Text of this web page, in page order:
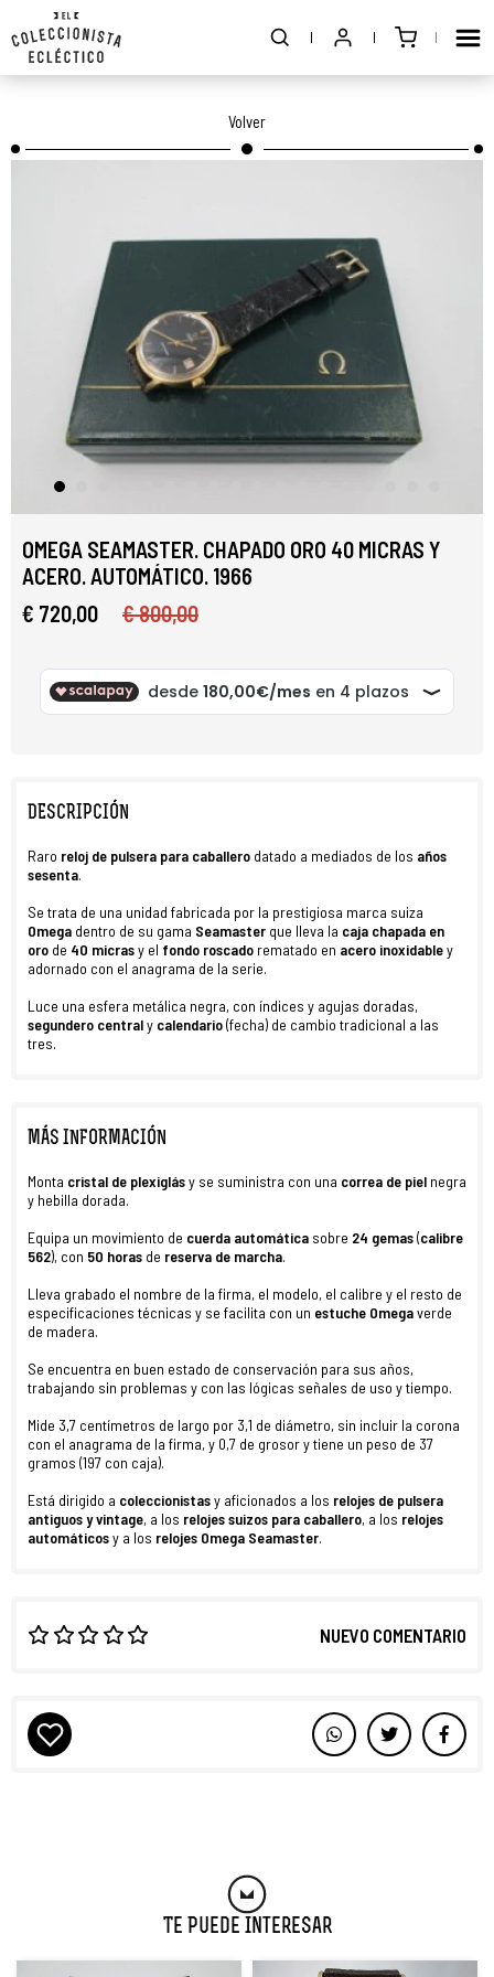
Volver
OMEGA SEAMASTER. CHAPADO ORO 40 MICRAS Y
ACERO. AUTOMÁTICO. 1966
€ 720,00
€ 800,00
DESCRIPCIÓN
Raro reloj de pulsera para caballero datado a mediados de los años
sesenta.
Se trata de una unidad fabricada por la prestigiosa marca suiza
Omega dentro de su gama Seamaster que lleva la caja chapada en
oro de 40 micrasy el fondo roscado rematado en acero inoxidabley
adornado con el anagrama de la serie.
Luce una esfera metálica negra, con índices y agujas doradas,
segundero centraly calendario(fecha) de cambio tradicional a las
tres.
MÁS INFORMACIÓN
Monta cristal de plexiglásy se suministra con una correa de piel negra
y hebilla dorada.
Equipa un movimiento de cuerda automática sobre 24 gemas(calibre
562), con 50 horas de reserva de marcha.
Lleva grabado el nombre de la firma, el modelo, el calibre y el resto de
especificaciones técnicas y se facilita con un estuche Omegaverde
de madera.
Se encuentra en buen estado de conservación para sus años,
trabajando sin problemas y con las lógicas señales de uso y tiempo.
Mide 3,7 centímetros de largo por 3,1 de diámetro, sin incluir la corona
con el anagrama de la firma, y 0,7 de grosor y tiene un peso de 37
gramos (197 con caja).
Está dirigido a coleccionistasy aficionados a los relojes de pulsera
antiguos y vintage, a los relojes suizos para caballero, a los relojes
automáticosy a los relojes Omega Seamaster.
NUEVO COMENTARIO
Te Puede Interesar